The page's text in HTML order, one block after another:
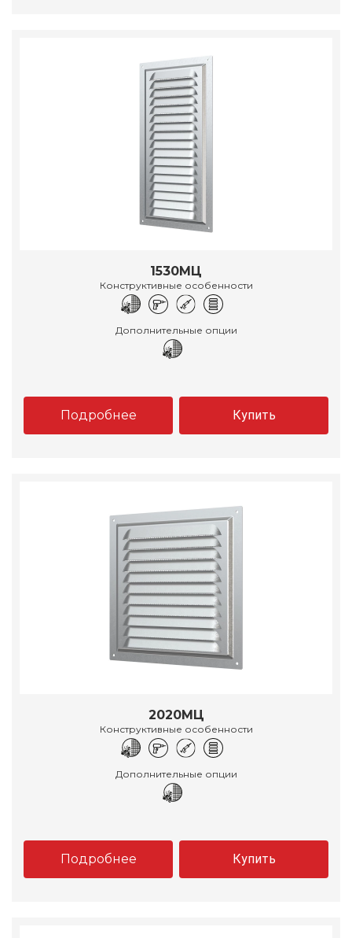
1530МЦ
Конструктивные особенности
Дополнительные опции
Подробнее Купить
2020МЦ
Конструктивные особенности
Дополнительные опции
Подробнее Купить